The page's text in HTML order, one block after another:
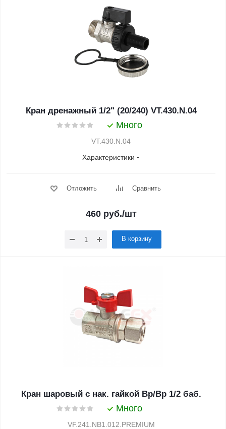
Кран дренажный 1/2" (20/240) VT.430.N.04
Много
VT.430.N.04
Характеристики
Отложить Сравнить
460 руб./шт
В корзину
Кран шаровый с нак. гайкой Вр/Вр 1/2 баб.
Много
VF.241.NB1.012.PREMIUM